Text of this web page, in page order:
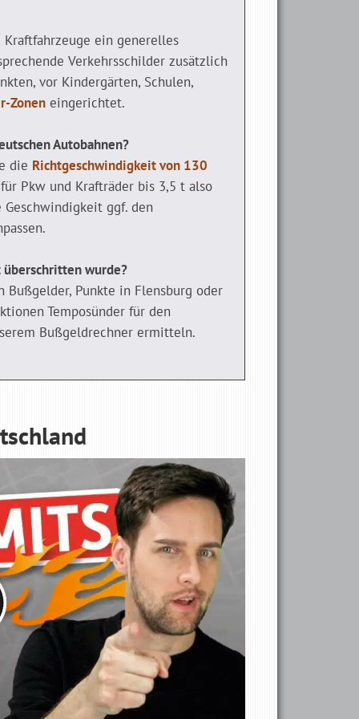
ein generelles
Verkehrsschilder zusätzlich
vor Kindergärten, Schulen,
Zonen eingerichtet.
Autobahnen?
die Richtgeschwindigkeit von 130
Pkw und Krafträder bis 3,5 t also
ggf. den
überschritten wurde?
Punkte in Flensburg oder
Temposünder für den
Bußgeldrechner ermitteln.